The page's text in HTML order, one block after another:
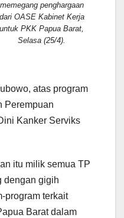
memegang penghargaan
dari OASE Kabinet Kerja
untuk PKK Papua Barat,
Selasa (25/4).
atas program
Perempuan
Kanker Serviks
itu milik semua TP
dengan gigih
program terkait
Barat dalam